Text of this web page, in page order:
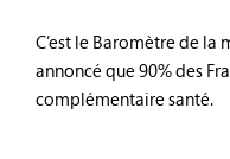
C’est le Baromètre de
annoncé que 90% des
complémentaire santé.